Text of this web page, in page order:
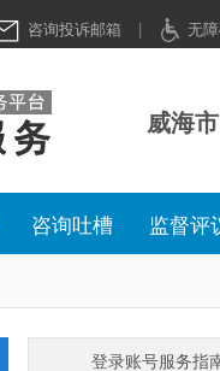
咨询投诉邮箱 | 无
威海
咨询吐槽 监督
登录账号服务指